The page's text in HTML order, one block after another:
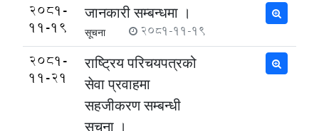
2081-
11-19
जानकारी सम्बन्धमा ।
सूचना 2081-11-19
2081-
11-21
राष्ट्रिय परिचयपत्रको
सेवा प्रवाहमा
सहजीकरण सम्बन्धी
सुचना ।